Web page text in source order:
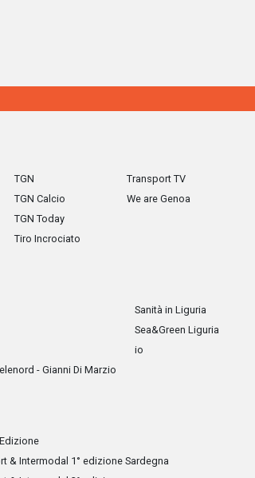
TGN
TGN Calcio
TGN Today
Tiro Incrociato
Transport TV
We are Genoa
- Gianni Di Marzio
Sanità in Liguria
Sea&Green Liguria
io
& Intermodal 1° edizione Sardegna